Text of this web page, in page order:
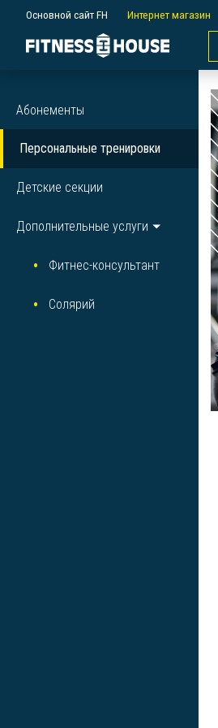
Основной сайт FH Интернет магазин
Абонементы
Персональные тренировки
Детские секции
Дополнительные услуги
Фитнес-консультант
Солярий